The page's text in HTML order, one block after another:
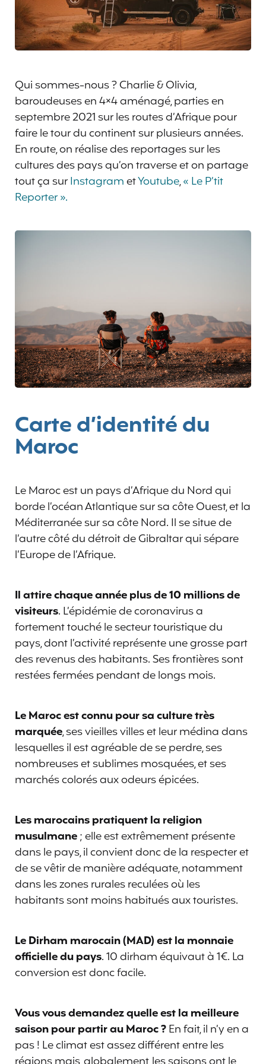
Qui sommes-nous ? Charlie & Olivia,
baroudeuses en 4×4 aménagé, parties en
septembre 2021 sur les routes d’Afrique pour
faire le tour du continent sur plusieurs années.
En route, on réalise des reportages sur les
cultures des pays qu’on traverse et on partage
tout ça surInstagrametYoutube,« Le P’tit
Reporter ».
Carte d’identité du
Maroc
Le Maroc est un pays d’Afrique du Nord qui
borde l’océan Atlantique sur sa côte Ouest, et la
Méditerranée sur sa côte Nord. Il se situe de
l’autre côté du détroit de Gibraltar qui sépare
l’Europe de l’Afrique.
Il attire chaque année plus de 10 millions de
visiteurs. L’épidémie de coronavirus a
fortement touché le secteur touristique du
pays, dont l’activité représente une grosse part
des revenus des habitants. Ses frontières sont
restées fermées pendant de longs mois.
Le Maroc est connu pour sa culture très
marquée, ses vieilles villes et leur médina dans
lesquelles il est agréable de se perdre, ses
nombreuses et sublimes mosquées, et ses
marchés colorés aux odeurs épicées.
Les marocains pratiquent la religion
musulmane; elle est extrêmement présente
dans le pays, il convient donc de la respecter et
de se vêtir de manière adéquate, notamment
dans les zones rurales reculées où les
habitants sont moins habitués aux touristes.
Le Dirham marocain (MAD) est la monnaie
officielle du pays. 10 dirham équivaut à 1€. La
conversion est donc facile.
Vous vous demandez quelle est la meilleure
saison pour partir au Maroc ?En fait, il n’y en a
pas ! Le climat est assez différent entre les